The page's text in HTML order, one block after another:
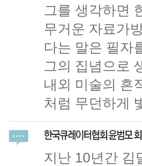
그를 생각하면
무거운 자료가
다는 말은 필자
그의 집념으로
내외 미술의 흔
처럼 무던하게
지난 10년간 김